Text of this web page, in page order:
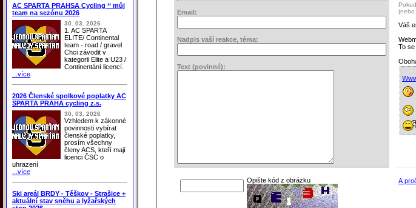
AC SPARTA PRAHSA Cycling ‘‘ můj
team na sezónu 2026
30. 03. 2026
1. AC SPARTA
ELITE/ Continental
team - road / gravel
Chci závodit v
kategorii Elite a U23 /
Continentání licencí.
...více
2026 Členské spolkové poplatky AC
SPARTA PRAHA cycling z.s.
30. 03. 2026
Vzhledem k zákonné
povinnosti vybírat
členské poplatky,
prosím všechny
členy ACS, kteří mají
licenci ČSC o
uhrazení
...více
Ski areál BRDY - Těškov - Strašice +
aktuální stav sněhu a lyžařských
Email:
Nadpis vaší reakce, téma:
Text (povinné):
(nebo
Váš
To
Opište kód z obrázku A